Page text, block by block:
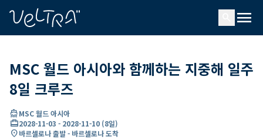
menu
MSC 월드 아시아와 함께하는 지중해 일주
8일 크루즈
directions_boatMSC 월드 아시아
card_travel2028-11-03 - 2028-11-10 (8일)
location_on바르셀로나 출발 - 바르셀로나 도착